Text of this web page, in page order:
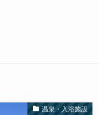
温泉・入浴施設